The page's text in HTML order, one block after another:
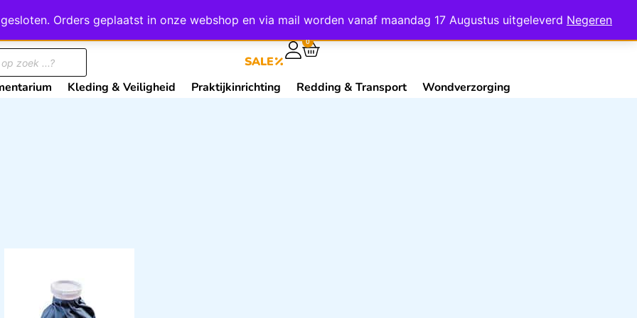
Orders geplaatst in onze webshop en via mail worden vanaf maandag 17 Augustus uitgeleverd Negeren
Mijn Account Contact
SALE
0
Kleding & Veiligheid Praktijkinrichting Redding & Transport Wondverzorging